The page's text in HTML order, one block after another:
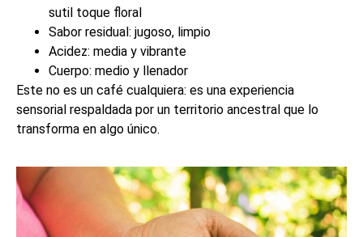
sutil toque floral
Sabor residual: jugoso, limpio
Acidez: media y vibrante
Cuerpo: medio y llenador
Este no es un café cualquiera: es una experiencia
sensorial respaldada por un territorio ancestral que lo
transforma en algo único.